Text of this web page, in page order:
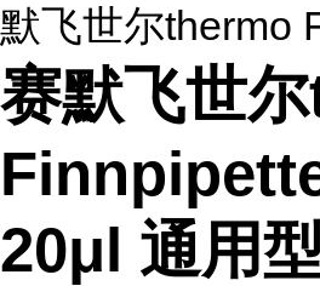
默飞世尔thermo
赛默飞世
20μl 通用